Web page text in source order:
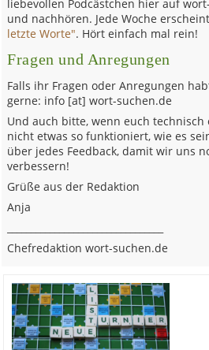
liebevollen Podcästchen hier auf
und nachhören. Jede Woche
letzte Worte". Hört einfach mal rein!
Fragen und Anregungen
Falls ihr Fragen oder Anregungen
gerne: info [at] wort-suchen.de
Und auch bitte, wenn euch
nicht etwas so funktioniert, wie es
über jedes Feedback, damit wir uns
verbessern!
Grüße aus der Redaktion
Anja
Chefredaktion wort-suchen.de